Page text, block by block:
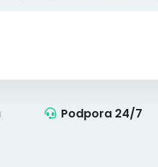
Podpora 24/7